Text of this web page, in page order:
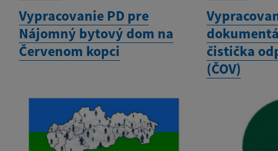
Vypracovanie PD pre
Nájomný bytový dom na
Červenom kopci
čistička
(ČOV)